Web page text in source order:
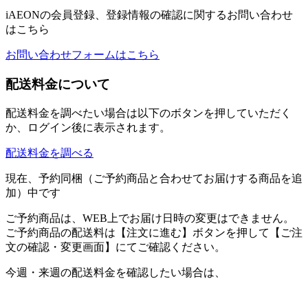
iAEONの会員登録、登録情報の確認に関するお問い合わせ
はこちら
お問い合わせフォームはこちら
配送料金について
配送料金を調べたい場合は以下のボタンを押していただく
か、ログイン後に表示されます。
配送料金を調べる
現在、予約同梱（ご予約商品と合わせてお届けする商品を追
加）中です
ご予約商品は、WEB上でお届け日時の変更はできません。
ご予約商品の配送料は【注文に進む】ボタンを押して【ご注
文の確認・変更画面】にてご確認ください。
今週・来週の配送料金を確認したい場合は、